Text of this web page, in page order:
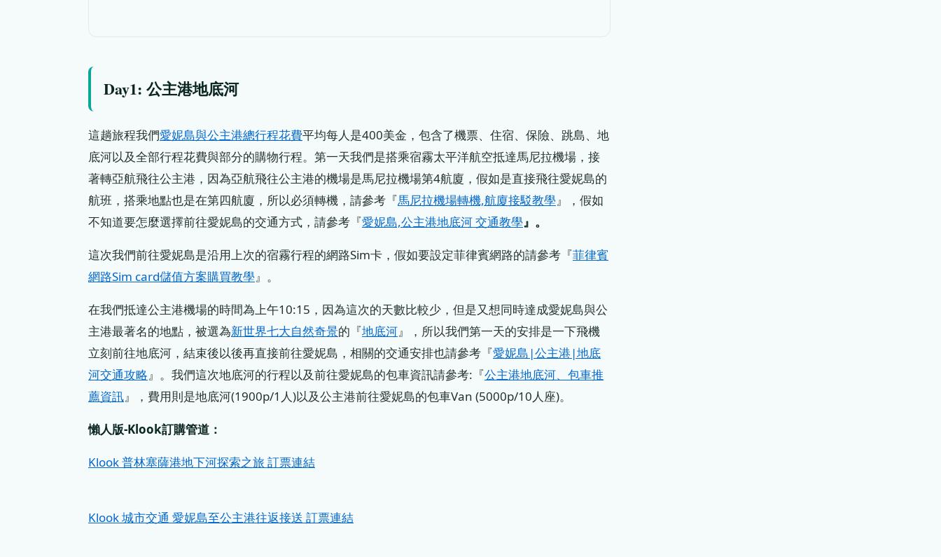
Day1: 公主港地底河
這趟旅程我們愛妮島與公主港總行程花費平均每人是400美金，包含了機票、住宿、保險、跳島、地
底河以及全部行程花費與部分的購物行程。第一天我們是搭乘宿霧太平洋航空抵達馬尼拉機場，接
著轉亞航飛往公主港，因為亞航飛往公主港的機場是馬尼拉機場第4航廈，假如是直接飛往愛妮島的
航班，搭乘地點也是在第四航廈，所以必須轉機，請參考『馬尼拉機場轉機,航廈接駁教學 』，假如
不知道要怎麼選擇前往愛妮島的交通方式，請參考『愛妮島,公主港地底河 交通教學 』。
這次我們前往愛妮島是沿用上次的宿霧行程的網路Sim卡，假如要設定菲律賓網路的請參考『菲律賓
網路Sim card儲值方案購買教學 』。
在我們抵達公主港機場的時間為上午10:15，因為這次的天數比較少，但是又想同時達成愛妮島與公
主港最著名的地點，被選為新世界七大自然奇景的『地底河』，所以我們第一天的安排是一下飛機
立刻前往地底河，結束後以後再直接前往愛妮島，相關的交通安排也請參考『愛妮島|公主港|地底
河交通攻略 』。我們這次地底河的行程以及前往愛妮島的包車資訊請參考:『公主港地底河、包車推
薦資訊』，費用則是地底河(1900p/1人)以及公主港前往愛妮島的包車Van (5000p/10人座)。
懶人版-Klook訂購管道：
Klook 普林塞薩港地下河探索之旅 訂票連結
Klook 城市交通 愛妮島至公主港往返接送 訂票連結